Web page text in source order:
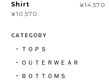
Shirt
¥10,570
¥14,570
CATEGORY
ＴＯＰＳ
ＯＵＴＥＲＷＥＡＲ
ＢＯＴＴＯＭＳ